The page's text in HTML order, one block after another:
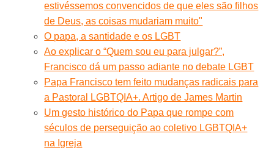
estivéssemos convencidos de que eles são filhos
de Deus, as coisas mudariam muito"
O papa, a santidade e os LGBT
Ao explicar o “Quem sou eu para julgar?”,
Francisco dá um passo adiante no debate LGBT
Papa Francisco tem feito mudanças radicais para
a Pastoral LGBTQIA+. Artigo de James Martin
Um gesto histórico do Papa que rompe com
séculos de perseguição ao coletivo LGBTQIA+
na Igreja